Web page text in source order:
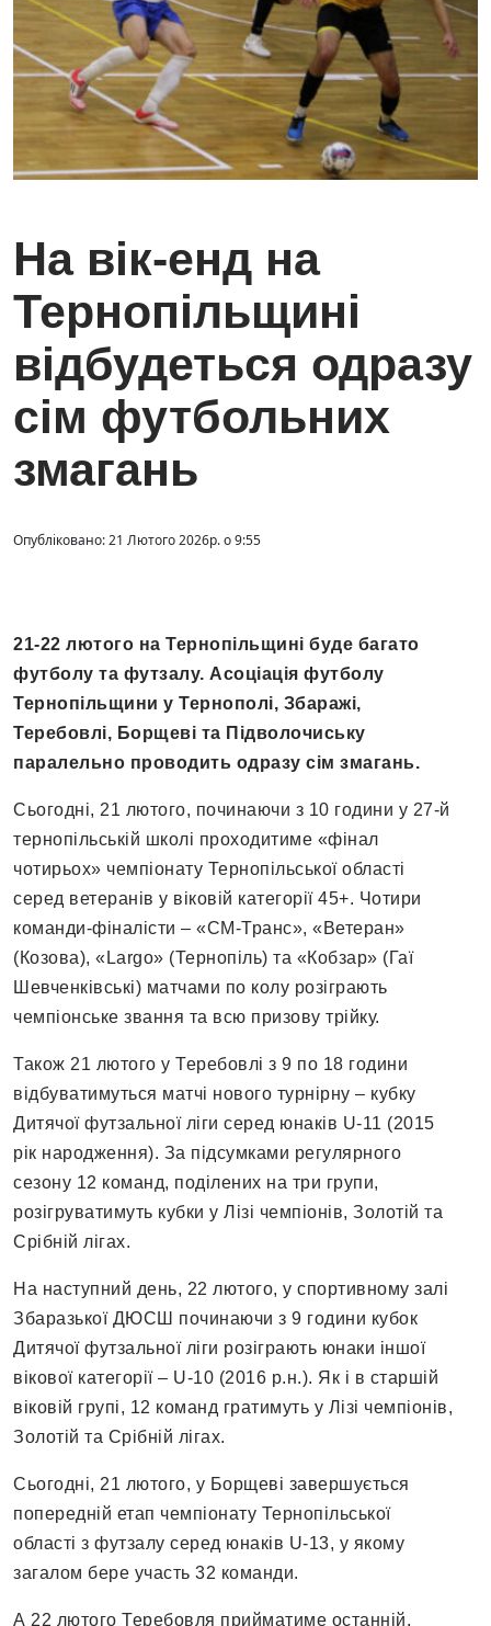
На вік-енд на
Тернопільщині
відбудеться одразу
сім футбольних
змагань
Опубліковано: 21 Лютого 2026р. о 9:55
21-22 лютого на Тернопільщині буде багато
футболу та футзалу. Асоціація футболу
Тернопільщини у Тернополі, Збаражі,
Теребовлі, Борщеві та Підволочиську
паралельно проводить одразу сім змагань.
Сьогодні, 21 лютого, починаючи з 10 години у 27-й
тернопільській школі проходитиме «фінал
чотирьох» чемпіонату Тернопільської області
серед ветеранів у віковій категорії 45+. Чотири
команди-фіналісти – «СМ-Транс», «Ветеран»
(Козова), «Largo» (Тернопіль) та «Кобзар» (Гаї
Шевченківські) матчами по колу розіграють
чемпіонське звання та всю призову трійку.
Також 21 лютого у Теребовлі з 9 по 18 години
відбуватимуться матчі нового турнірну – кубку
Дитячої футзальної ліги серед юнаків U-11 (2015
рік народження). За підсумками регулярного
сезону 12 команд, поділених на три групи,
розігруватимуть кубки у Лізі чемпіонів, Золотій та
Срібній лігах.
На наступний день, 22 лютого, у спортивному залі
Збаразької ДЮСШ починаючи з 9 години кубок
Дитячої футзальної ліги розіграють юнаки іншої
вікової категорії – U-10 (2016 р.н.). Як і в старшій
віковій групі, 12 команд гратимуть у Лізі чемпіонів,
Золотій та Срібній лігах.
Сьогодні, 21 лютого, у Борщеві завершується
попередній етап чемпіонату Тернопільської
області з футзалу серед юнаків U-13, у якому
загалом бере участь 32 команди.
А 22 лютого Теребовля прийматиме останній,